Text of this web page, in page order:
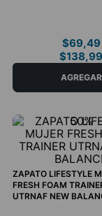
$69,49
$138,99
COMPRAR
AGREGAR
50%
ZAPATO LIFESTYLE
FRESH FOAM
UTRNAF NEW